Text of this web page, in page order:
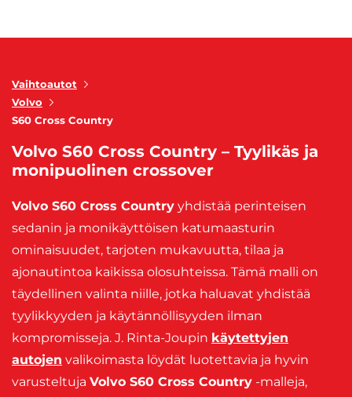
Vaihtoautot
Volvo
S60 Cross Country
Volvo S60 Cross Country – Tyylikäs ja
monipuolinen crossover
Volvo S60 Cross Country yhdistää perinteisen
sedanin ja monikäyttöisen katumaasturin
ominaisuudet, tarjoten mukavuutta, tilaa ja
ajonautintoa kaikissa olosuhteissa. Tämä malli on
täydellinen valinta niille, jotka haluavat yhdistää
tyylikkyyden ja käytännöllisyyden ilman
kompromisseja. J. Rinta-Joupin käytettyjen
autojen valikoimasta löydät luotettavia ja hyvin
varusteltuja Volvo S60 Cross Country -malleja,